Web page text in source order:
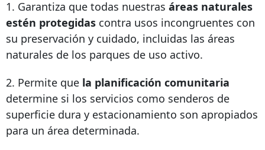
1. Garantiza que todas nuestras áreas naturales
estén protegidas contra usos incongruentes con
su preservación y cuidado, incluidas las áreas
naturales de los parques de uso activo.
2. Permite que la planificación comunitaria
determine si los servicios como senderos de
superficie dura y estacionamiento son apropiados
para un área determinada.